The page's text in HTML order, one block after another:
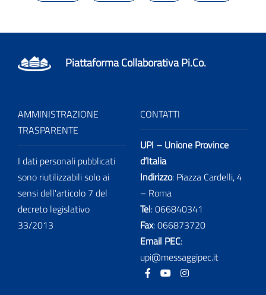
Piattaforma Collaborativa Pi.Co.
AMMINISTRAZIONE
TRASPARENTE
I dati personali pubblicati
sono riutilizzabili solo ai
sensi dell'articolo 7 del
decreto legislativo
33/2013
CONTATTI
UPI – Unione Province
d’Italia
Indirizzo: Piazza Cardelli, 4
– Roma
Tel:066840341
Fax:066873720
Email PEC:
upi@messaggipec.it
FacebookYoutube